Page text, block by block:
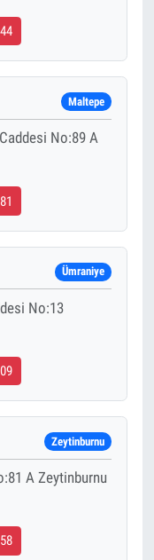
Maltepe
No:89 A
Ümraniye
No:13
Zeytinburnu
A Zeytinburnu